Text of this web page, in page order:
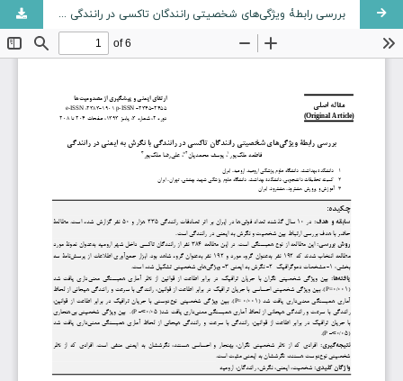
بررسی رابطۀ ویژگی‌های شخصیتی رانندگان تاکسی در رانندگی با نگرش به ایمنی در رانندگی